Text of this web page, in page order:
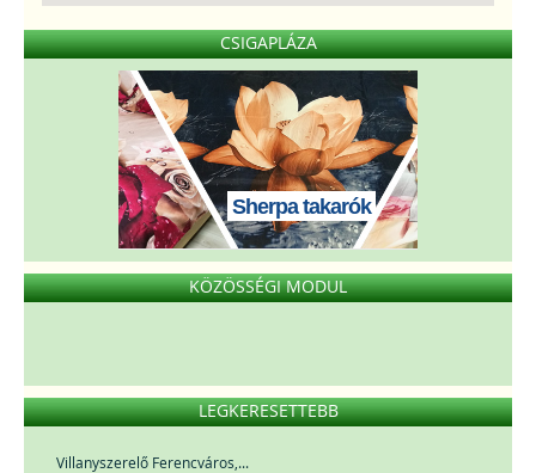
CSIGAPLÁZA
Sherpa takarók
KÖZÖSSÉGI MODUL
LEGKERESETTEBB
Villanyszerelő Ferencváros,...